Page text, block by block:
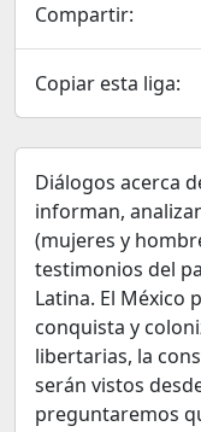
Compartir:
Copiar esta liga:
Diálogos acerca
informan,
(mujeres y
testimonios del
Latina. El México
conquista y
libertarias, la
serán vistos
preguntaremos